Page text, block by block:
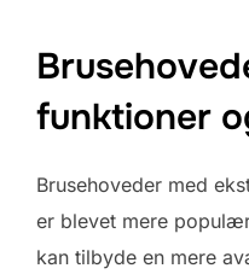
funktioner
Brusehoveder med
er blevet mere
kan tilbyde en mere